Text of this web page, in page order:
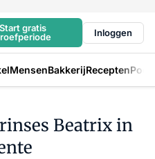
Start gratis
Inloggen
MensenBakkerijRecepten
Beatrix in